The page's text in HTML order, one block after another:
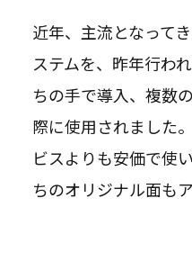
近年、主流となって
ステムを、昨年行わ
ちの手で導入、複数
際に使用されました
ビスよりも安価で使
ちのオリジナル面も